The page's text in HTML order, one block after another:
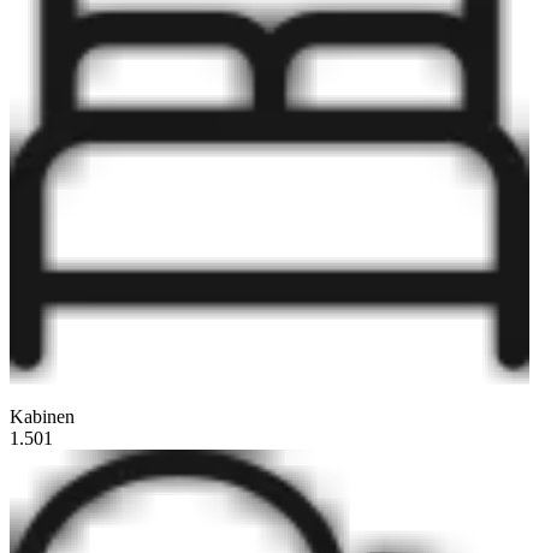
Kabinen
1.501